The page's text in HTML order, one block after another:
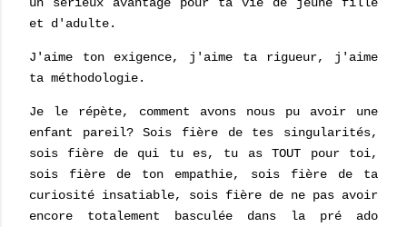
et d'adulte.
J'aime ton exigence, j'aime ta rigueur, j'aime
ta méthodologie.
Je le répète, comment avons nous pu avoir une
enfant pareil? Sois fière de tes singularités,
sois fière de qui tu es, tu as TOUT pour toi,
sois fière de ton empathie, sois fière de ta
curiosité insatiable, sois fière de ne pas avoir
encore totalement basculée dans la pré ado